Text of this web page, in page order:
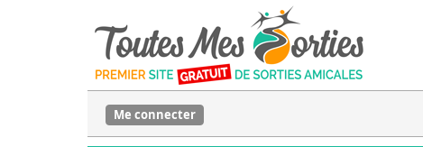
Me connecter